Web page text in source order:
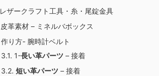
レザークラフト工具・糸・尾錠金具
皮革素材 – ミネルバボックス
作り方- 腕時計ベルト
3.1. 1-長い革パーツ – 接着
3.2. 短い革パーツ – 接着